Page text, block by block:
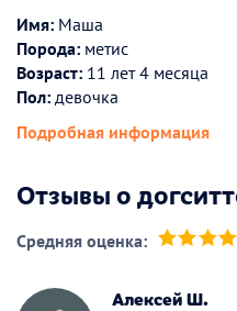
Имя: Маша
Порода: метис
Возраст: 11 лет 4 месяца
Пол: девочка
Подробная информация
Отзывы о
Средняя оценка:
Алексей Ш.